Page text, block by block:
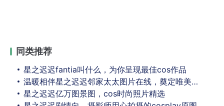
同类推荐
星之迟迟fantia叫什么，为你呈现最佳cos作品
温暖相伴星之迟迟邻家太太图片在线，奠定唯美摄影史上不朽位置
星之迟迟亿万图景图，cos时尚照片精选